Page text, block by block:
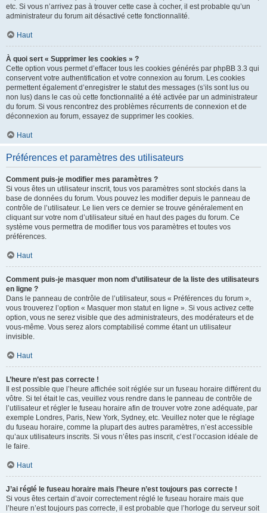
etc. Si vous n’arrivez pas à trouver cette case à cocher, il est probable qu’un
administrateur du forum ait désactivé cette fonctionnalité.
Haut
À quoi sert « Supprimer les cookies » ?
Cette option vous permet d’effacer tous les cookies générés par phpBB 3.3 qui
conservent votre authentification et votre connexion au forum. Les cookies
permettent également d’enregistrer le statut des messages (s’ils sont lus ou
non lus) dans le cas où cette fonctionnalité a été activée par un administrateur
du forum. Si vous rencontrez des problèmes récurrents de connexion et de
déconnexion au forum, essayez de supprimer les cookies.
Haut
Préférences et paramètres des utilisateurs
Comment puis-je modifier mes paramètres ?
Si vous êtes un utilisateur inscrit, tous vos paramètres sont stockés dans la
base de données du forum. Vous pouvez les modifier depuis le panneau de
contrôle de l’utilisateur. Le lien vers ce dernier se trouve généralement en
cliquant sur votre nom d’utilisateur situé en haut des pages du forum. Ce
système vous permettra de modifier tous vos paramètres et toutes vos
préférences.
Haut
Comment puis-je masquer mon nom d’utilisateur de la liste des utilisateurs
en ligne ?
Dans le panneau de contrôle de l’utilisateur, sous « Préférences du forum »,
vous trouverez l’option « Masquer mon statut en ligne ». Si vous activez cette
option, vous ne serez visible que des administrateurs, des modérateurs et de
vous-même. Vous serez alors comptabilisé comme étant un utilisateur
invisible.
Haut
L’heure n’est pas correcte !
Il est possible que l’heure affichée soit réglée sur un fuseau horaire différent du
vôtre. Si tel était le cas, veuillez vous rendre dans le panneau de contrôle de
l’utilisateur et régler le fuseau horaire afin de trouver votre zone adéquate, par
exemple Londres, Paris, New York, Sydney, etc. Veuillez noter que le réglage
du fuseau horaire, comme la plupart des autres paramètres, n’est accessible
qu’aux utilisateurs inscrits. Si vous n’êtes pas inscrit, c’est l’occasion idéale de
le faire.
Haut
J’ai réglé le fuseau horaire mais l’heure n’est toujours pas correcte !
Si vous êtes certain d’avoir correctement réglé le fuseau horaire mais que
l’heure n’est toujours pas correcte, il est probable que l’horloge du serveur soit